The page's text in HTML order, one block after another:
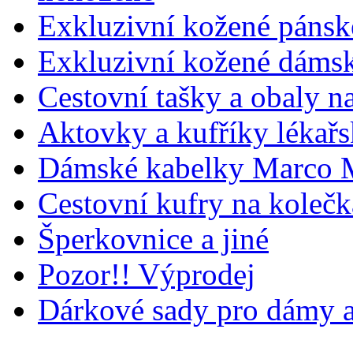
Exkluzivní kožené
Exkluzivní kožené
Cestovní tašky a obaly
Aktovky a kufříky
Dámské kabelky Marco
Cestovní kufry na
Šperkovnice a jiné
Pozor!! Výprodej
Dárkové sady pro dámy